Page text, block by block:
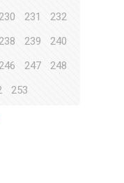
231
232
238 239
240
247
248
253